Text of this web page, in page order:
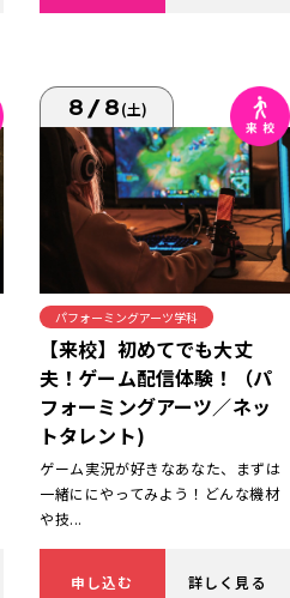
8/8(土)
パフォーミングアーツ学科
【来校】初めてでも大丈
夫！ゲーム配信体験！（パ
フォーミングアーツ／ネッ
トタレント)
ゲーム実況が好きなあなた、まずは
一緒ににやってみよう！どんな機材
や技...
申し込む 詳しく見る